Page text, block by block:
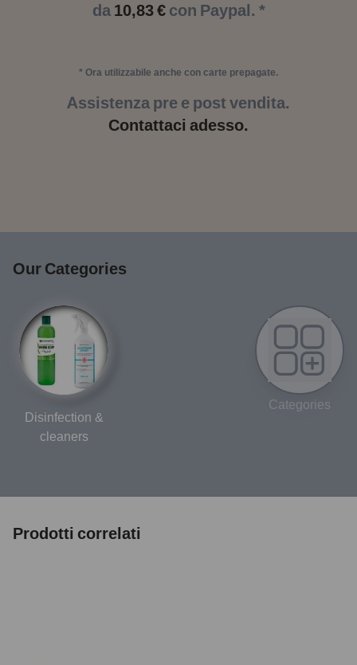
da 10,83 €con Paypal. *
* Ora utilizzabile anche con carte prepagate.
Assistenza pre e post vendita.
Contattaci adesso.
Our Categories
Disinfection &
cleaners
Categories
Prodotti correlati